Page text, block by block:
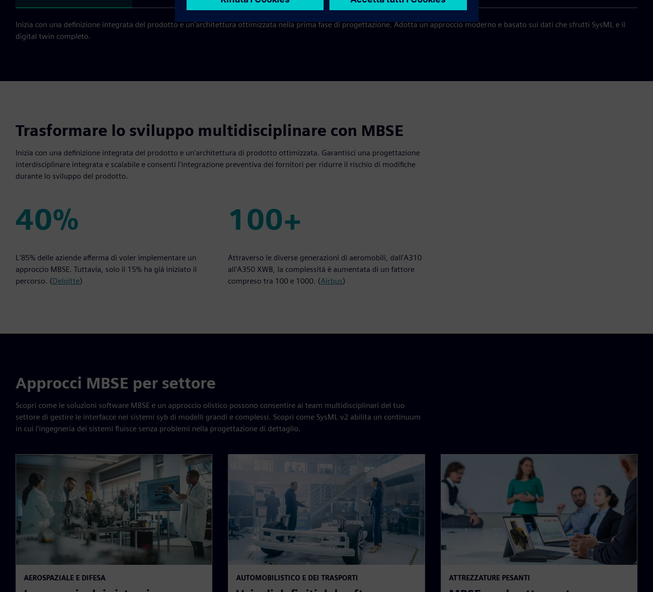
Inizia con una definizione integrata del prodotto e un'architettura ottimizzata nella prima fase di progettazione. Adotta un approccio moderno e basato sui dati che sfrutti SysML e il
digital twin completo.
Trasformare lo sviluppo multidisciplinare con MBSE
Inizia con una definizione integrata del prodotto e un'architettura di prodotto ottimizzata. Garantisci una progettazione
interdisciplinare integrata e scalabile e consenti l'integrazione preventiva dei fornitori per ridurre il rischio di modifiche
durante lo sviluppo del prodotto.
40%
40%
L'85% delle aziende afferma di voler implementare un
approccio MBSE. Tuttavia, solo il 15% ha già iniziato il
percorso. (Deloitte)
100+
100+
Attraverso le diverse generazioni di aeromobili, dall'A310
all'A350 XWB, la complessità è aumentata di un fattore
compreso tra 100 e 1000. (Airbus)
Approcci MBSE per settore
Scopri come le soluzioni software MBSE e un approccio olistico possono consentire ai team multidisciplinari del tuo
settore di gestire le interfacce nei sistemi syb di modelli grandi e complessi. Scopri come SysML v2 abilita un continuum
in cui l'ingegneria dei sistemi fluisce senza problemi nella progettazione di dettaglio.
AEROSPAZIALE E DIFESA AUTOMOBILISTICO E DEI TRASPORTI ATTREZZATURE PESANTI